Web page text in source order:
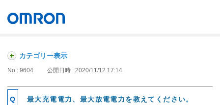
カテゴリー表示
No : 9604 公開日時 : 2020/11/12 17:14
最大充電電力、最大放電電力を教えてください。